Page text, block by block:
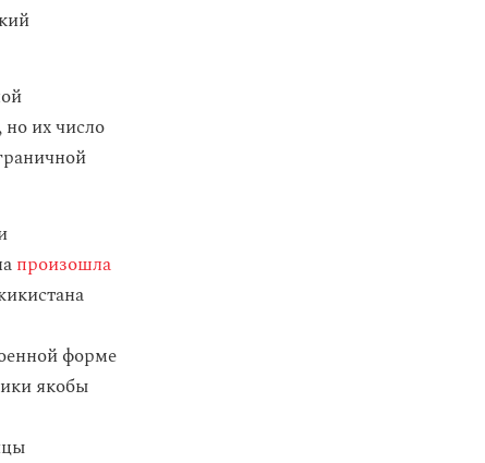
их число
произошла
форме
якобы